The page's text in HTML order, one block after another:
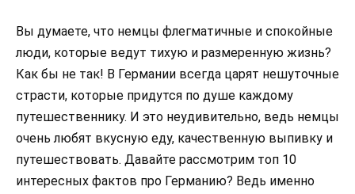
Вы думаете, что немцы флегматичные и спокойные
люди, которые ведут тихую и размеренную жизнь?
Как бы не так! В Германии всегда царят нешуточные
страсти, которые придутся по душе каждому
путешественнику. И это неудивительно, ведь немцы
очень любят вкусную еду, качественную выпивку и
путешествовать. Давайте рассмотрим топ 10
интересных фактов про Германию? Ведь именно